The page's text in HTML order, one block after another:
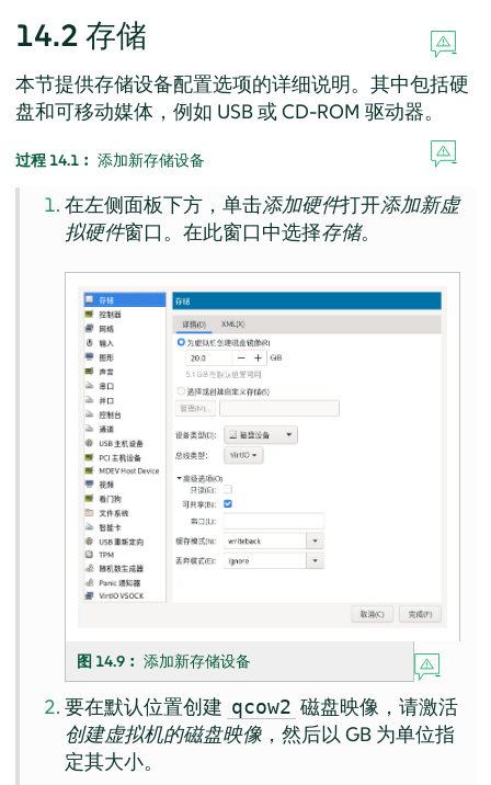
14.2 存储
本节提供存储设备配置选项的详细说明。其中包括硬
盘和可移动媒体，例如 USB 或 CD-ROM 驱动器。
过程 14.1︰ 添加新存储设备
在左侧面板下方，单击添加硬件打开添加新虚
拟硬件窗口。在此窗口中选择存储。
图 14.9︰添加新存储设备
要在默认位置创建 qcow2 磁盘映像，请激活
创建虚拟机的磁盘映像 ，然后以 GB 为单位指
定其大小。